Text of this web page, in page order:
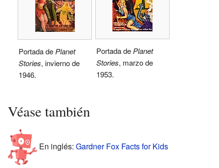
Portada de Planet
Stories, invierno de
1946.
Portada de Planet
Stories, marzo de
1953.
Véase también
En inglés: Gardner Fox Facts for Kids